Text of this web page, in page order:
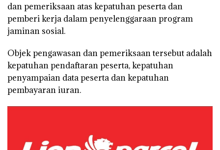
dan pemeriksaan atas kepatuhan peserta dan
pemberi kerja dalam penyelenggaraan program
jaminan sosial.
Objek pengawasan dan pemeriksaan tersebut adalah
kepatuhan pendaftaran peserta, kepatuhan
penyampaian data peserta dan kepatuhan
pembayaran iuran.